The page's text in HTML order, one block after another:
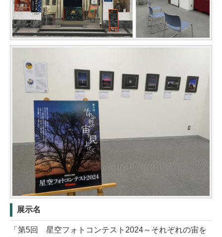
展示名
「第5回 星空フォトコンテスト2024～それぞれの宙を